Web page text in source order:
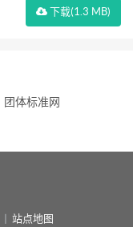
下载(1.3 MB)
团体标准网
站点地图